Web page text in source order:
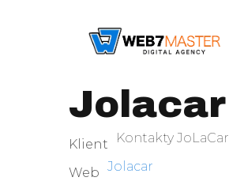
Klient Kontakty
Web Jolacar